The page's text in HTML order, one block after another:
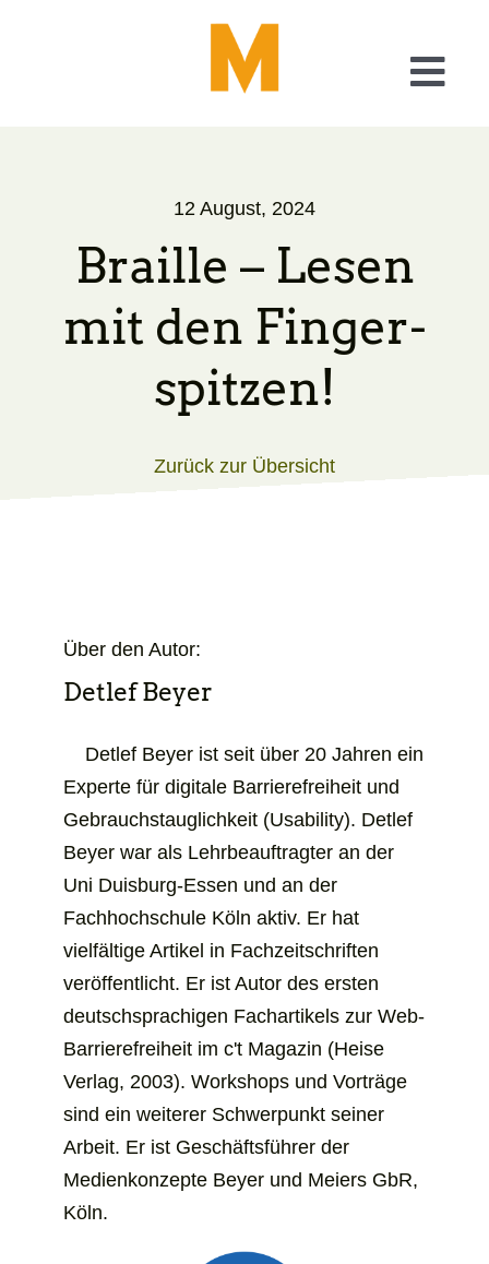
Checkliste Barrierefreiheit
A11y – Generator
12 August, 2024
Braille – Lesen
mit den Finger­
spitzen!
Zurück zur Übersicht
Über den Autor:
Detlef Beyer
Detlef Beyer ist seit über 20 Jahren ein
Experte für digitale Barrierefreiheit und
Gebrauchs­­tauglich­­keit (Usability). Detlef
Beyer war als Lehr­­beauftragter an der
Uni Duisburg-Essen und an der
Fachhochschule Köln aktiv. Er hat
vielfältige Artikel in Fach­­zeitschriften
veröffentlicht. Er ist Autor des ersten
deutschsprachigen Fachartikels zur Web-
Barrierefreiheit im c't Magazin (Heise
Verlag, 2003). Workshops und Vorträge
sind ein weiterer Schwer­­punkt seiner
Arbeit. Er ist Geschäfts­­führer der
Medienkonzepte Beyer und Meiers GbR,
Köln.